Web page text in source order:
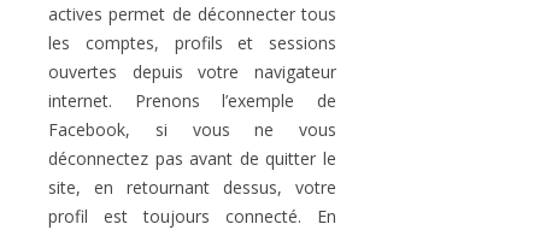
actives permet de déconnecter tous
les comptes, profils et sessions
ouvertes depuis votre navigateur
internet. Prenons l’exemple de
Facebook, si vous ne vous
déconnectez pas avant de quitter le
site, en retournant dessus, votre
profil est toujours connecté. En